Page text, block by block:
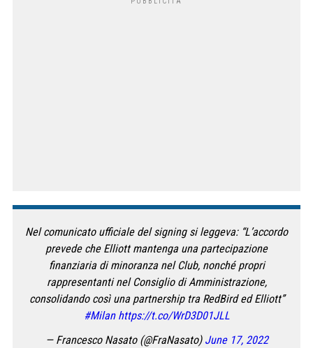
Nel comunicato ufficiale del signing si leggeva: “L’accordo
prevede che Elliott mantenga una partecipazione
finanziaria di minoranza nel Club, nonché propri
rappresentanti nel Consiglio di Amministrazione,
consolidando così una partnership tra RedBird ed Elliott”
#Milan https://t.co/WrD3D01JLL
— Francesco Nasato (@FraNasato) June 17, 2022